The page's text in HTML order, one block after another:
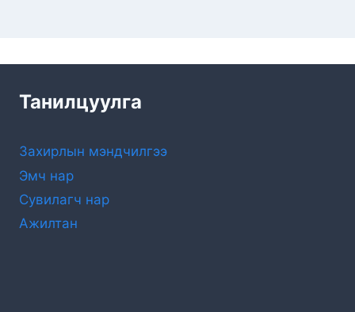
Танилцуулга
Захирлын мэндчилгээ
Эмч нар
Сувилагч нар
Ажилтан